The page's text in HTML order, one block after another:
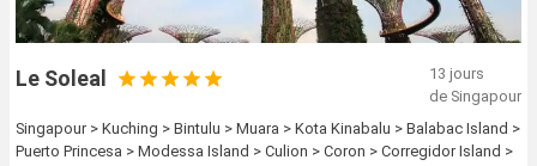
Le Soleal
13 jours
de Singapour
Singapour > Kuching > Bintulu > Muara > Kota Kinabalu > Balabac Island >
Puerto Princesa > Modessa Island > Culion > Coron > Corregidor Island >